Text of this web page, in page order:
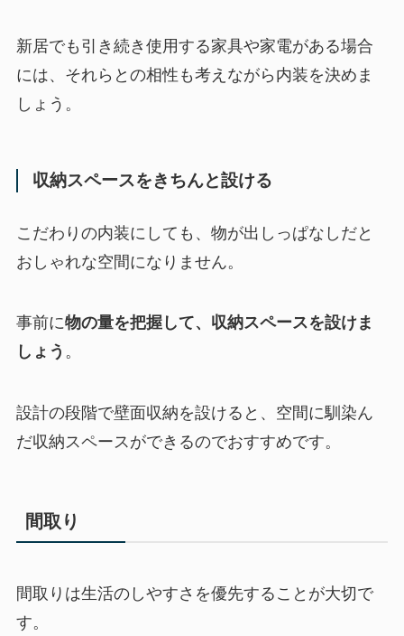
新居でも引き続き使用する家具や家電がある場合
には、それらとの相性も考えながら内装を決めま
しょう。
収納スペースをきちんと設ける
こだわりの内装にしても、物が出しっぱなしだと
おしゃれな空間になりません。
事前に物の量を把握して、収納スペースを設けま
しょう 。
設計の段階で壁面収納を設けると、空間に馴染ん
だ収納スペースができるのでおすすめです。
間取り
間取りは生活のしやすさを優先することが大切で
す。